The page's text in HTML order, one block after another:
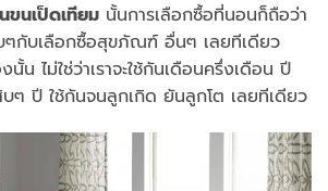
ขนเป็ดเทียม นั้นการเลือกซื้อที่นอนก็ถือว่า
กับเลือกซื้อสุขภัณฑ์ อื่นๆ เลยทีเดียว
นั้น ไม่ใช่ว่าเราจะใช้กันเดือนครึ่งเดือน ปี
บๆ ปี ใช้กันจนลูกเกิด ยันลูกโต เลยทีเดียว